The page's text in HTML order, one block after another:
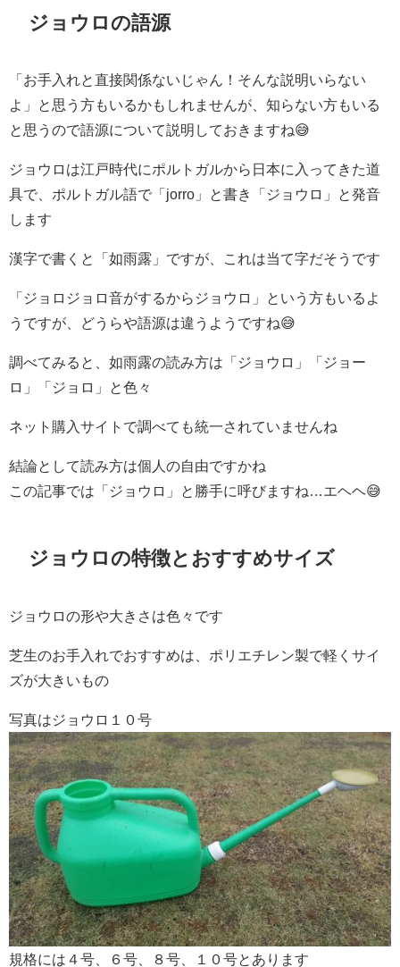
ジョウロの語源
「お手入れと直接関係ないじゃん！そんな説明いらない
よ」と思う方もいるかもしれませんが、知らない方もいる
と思うので語源について説明しておきますね😅
ジョウロは江戸時代にポルトガルから日本に入ってきた道
具で、ポルトガル語で「jorro」と書き「ジョウロ」と発音
します
漢字で書くと「如雨露」ですが、これは当て字だそうです
「ジョロジョロ音がするからジョウロ」という方もいるよ
うですが、どうらや語源は違うようですね😅
調べてみると、如雨露の読み方は「ジョウロ」「ジョー
ロ」「ジョロ」と色々
ネット購入サイトで調べても統一されていませんね
結論として読み方は個人の自由ですかね
この記事では「ジョウロ」と勝手に呼びますね…エヘヘ😅
ジョウロの特徴とおすすめサイズ
ジョウロの形や大きさは色々です
芝生のお手入れでおすすめは、ポリエチレン製で軽くサイ
ズが大きいもの
写真はジョウロ１０号
規格には４号、６号、８号、１０号とあります